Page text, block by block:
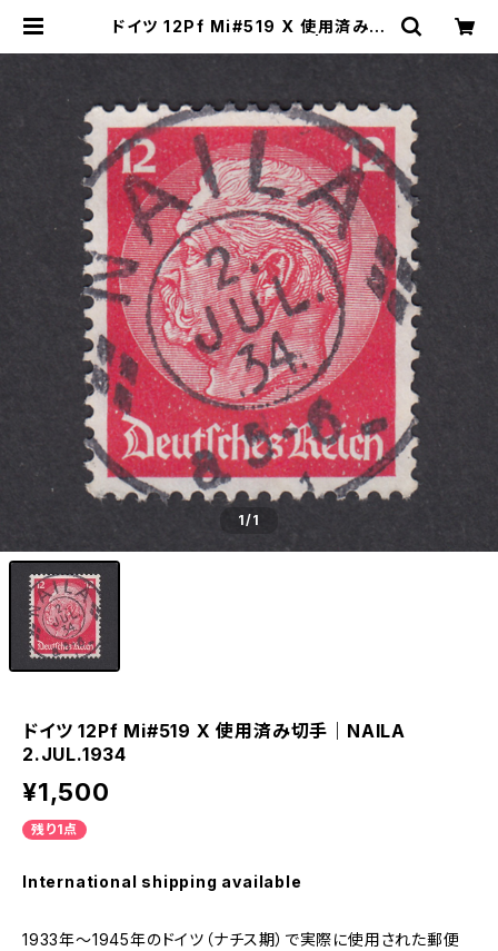
ドイツ 12Pf Mi#519 X 使用済み切
1/1
ドイツ 12Pf Mi#519 X 使用済み切手｜NAILA
2.JUL.1934
¥1,500
残り1点
International shipping available
1933年～1945年のドイツ（ナチス期）で実際に使用された郵便